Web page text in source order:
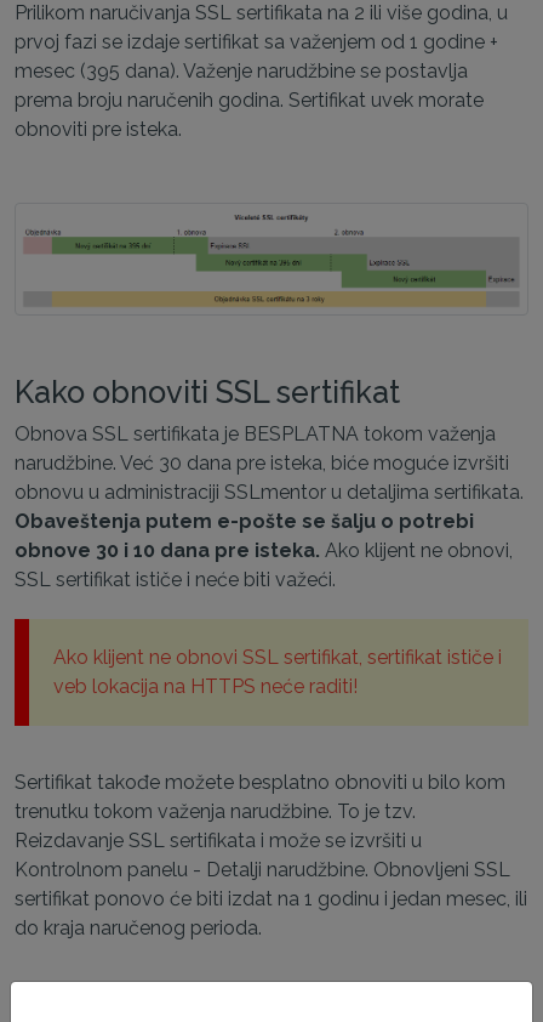
Prilikom naručivanja SSL sertifikata na 2 ili više godina, u
prvoj fazi se izdaje sertifikat sa važenjem od 1 godine +
mesec (395 dana). Važenje narudžbine se postavlja
prema broju naručenih godina. Sertifikat uvek morate
obnoviti pre isteka.
Kako obnoviti SSL sertifikat
Obnova SSL sertifikata je BESPLATNA tokom važenja
narudžbine. Već 30 dana pre isteka, biće moguće izvršiti
obnovu u administraciji SSLmentor u detaljima sertifikata.
Obaveštenja putem e-pošte se šalju o potrebi
obnove 30 i 10 dana pre isteka. Ako klijent ne obnovi,
SSL sertifikat ističe i neće biti važeći.
Ako klijent ne obnovi SSL sertifikat, sertifikat ističe i
veb lokacija na HTTPS neće raditi!
Sertifikat takođe možete besplatno obnoviti u bilo kom
trenutku tokom važenja narudžbine. To je tzv.
Reizdavanje SSL sertifikata i može se izvršiti u
Kontrolnom panelu - Detalji narudžbine. Obnovljeni SSL
sertifikat ponovo će biti izdat na 1 godinu i jedan mesec, ili
do kraja naručenog perioda.